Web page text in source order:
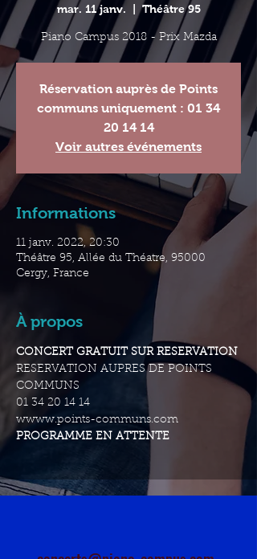
mar. 11 janv.
  |
Théâtre 95
Piano Campus 2018 - Prix Mazda
Réservation auprès de Points
communs uniquement : 01 34
20 14 14
Voir autres événements
Informations
11 janv. 2022, 20:30
Théâtre 95, Allée du Théatre, 95000
Cergy, France
À propos
CONCERT GRATUIT SUR RESERVATION
RESERVATION AUPRES DE POINTS
COMMUNS
01 34 20 14 14
wwww.points-communs.com
PROGRAMME EN ATTENTE